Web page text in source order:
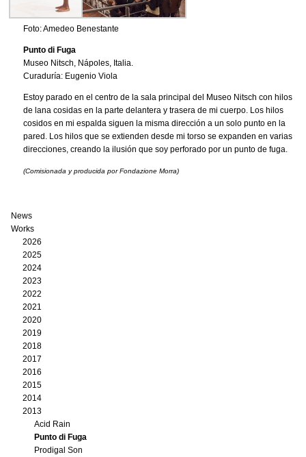
Foto: Amedeo Benestante
Punto di Fuga
Museo Nitsch, Nápoles, Italia.
Curaduría: Eugenio Viola
Estoy parado en el centro de la sala principal del Museo Nitsch con hilos
de lana cosidas en la parte delantera y trasera de mi cuerpo. Los hilos
cosidos en mi espalda siguen la misma dirección a un solo punto en la
pared. Los hilos que se extienden desde mi torso se expanden en varias
direcciones, creando la ilusión que soy perforado por un punto de fuga.
(Comisionada y producida por Fondazione Morra)
News
Works
2026
2025
2024
2023
2022
2021
2020
2019
2018
2017
2016
2015
2014
2013
Acid Rain
Punto di Fuga
Prodigal Son